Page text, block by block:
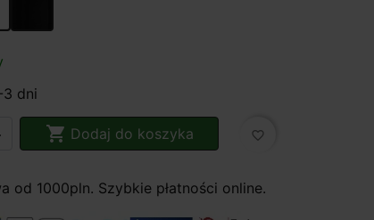
dni
 Dodaj do koszyka favorite_border
od 1000pln. Szybkie płatności online.